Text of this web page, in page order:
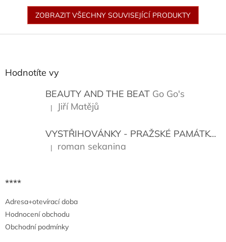
ZOBRAZIT VŠECHNY SOUVISEJÍCÍ PRODUKTY
Hodnotíte vy
BEAUTY AND THE BEAT Go Go's
Hodnocení produktu je 5 z 5 hvězdiček.
| Jiří Matějů
VYSTŘIHOVÁNKY - PRAŽSKÉ PAMÁTKY
Hodnocení produktu je 5 z 5 hvězdiček.
| roman sekanina
****
Adresa+otevírací doba
Hodnocení obchodu
Obchodní podmínky